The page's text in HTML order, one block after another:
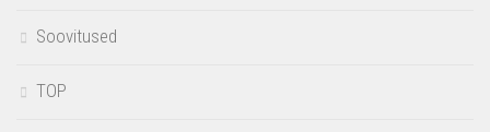
Soovitused
TOP